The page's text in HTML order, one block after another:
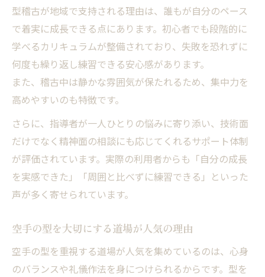
型稽古が地域で支持される理由は、誰もが自分のペース
で着実に成長できる点にあります。初心者でも段階的に
学べるカリキュラムが整備されており、失敗を恐れずに
何度も繰り返し練習できる安心感があります。
また、稽古中は静かな雰囲気が保たれるため、集中力を
高めやすいのも特徴です。
さらに、指導者が一人ひとりの悩みに寄り添い、技術面
だけでなく精神面の相談にも応じてくれるサポート体制
が評価されています。実際の利用者からも「自分の成長
を実感できた」「周囲と比べずに練習できる」といった
声が多く寄せられています。
空手の型を大切にする道場が人気の理由
空手の型を重視する道場が人気を集めているのは、心身
のバランスや礼儀作法を身につけられるからです。型を